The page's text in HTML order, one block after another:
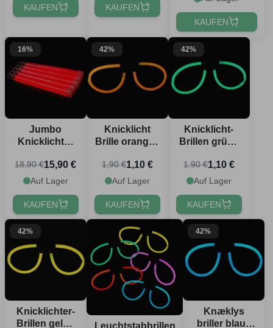
KAUFEN KAUFEN
KAUFEN
16%
Jumbo
Knicklichter
1,2x25 cm
18,90 €15,90 €
Auf Lager
KAUFEN
42%
Knicklicht
Brille orange -
1,90 €1,10 €
Auf Lager
KAUFEN
42%
Knicklicht-
Brillen grün -
1,90 €1,10 €
Auf Lager
KAUFEN
42%
Knicklichter-
Brillen gelb -
42%
Knæklys
briller blau -
Möchtest du 10 % Rabatt
erhalten? 🎁
Erhalte 10 % Rabatt auf deine nächste
Bestellung, indem du dich für unseren
festlichen Newsletter anmeldest 🎉